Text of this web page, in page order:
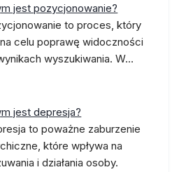
jest pozycjonowanie?
to proces, który
celu poprawę widoczności
wyszukiwania. W…
jest depresja?
to poważne zaburzenie
które wpływa na
i działania osoby.